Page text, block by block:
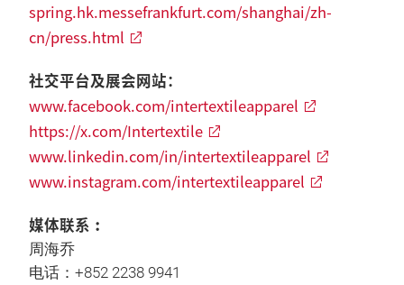
spring.hk.messefrankfurt.com/shanghai/zh-
cn/press.html
社交平台及展会网站：
www.facebook.com/intertextileapparel
https://x.com/Intertextile
www.linkedin.com/in/intertextileapparel
www.instagram.com/intertextileapparel
媒体联系︰
周海乔
电话：+852 2238 9941